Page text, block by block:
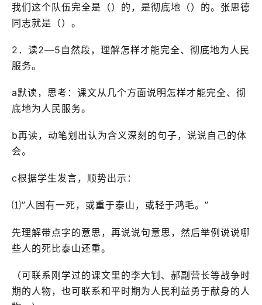
我们这个队伍完全是（）的，是彻底地（）的。张思德
同志就是（）。
2．读2—5自然段，理解怎样才能完全、彻底地为人民
服务。
a默读，思考：课文从几个方面说明怎样才能完全、彻
底地为人民服务。
b再读，动笔划出认为含义深刻的句子，说说自己的体
会。
c根据学生发言，顺势出示：
⑴”人固有一死，或重于泰山，或轻于鸿毛。”
先理解带点字的意思，再说说句意思，然后举例说说哪
些人的死比泰山还重。
（可联系刚学过的课文里的李大钊、郝副营长等战争时
期的人物，也可联系和平时期为人民利益勇于献身的人